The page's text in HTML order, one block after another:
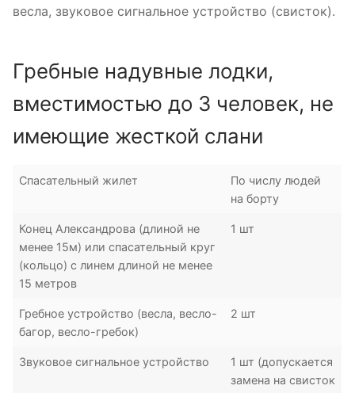
весла, звуковое сигнальное устройство (свисток).
Гребные надувные лодки,
вместимостью до 3 человек, не
имеющие жесткой слани
Спасательный жилет
По числу людей
на борту
Конец Александрова (длиной не
менее 15м) или спасательный круг
(кольцо) с линем длиной не менее
15 метров
1 шт
Гребное устройство (весла, весло-
багор, весло-гребок)
2 шт
Звуковое сигнальное устройство
1 шт (допускается
замена на свисток